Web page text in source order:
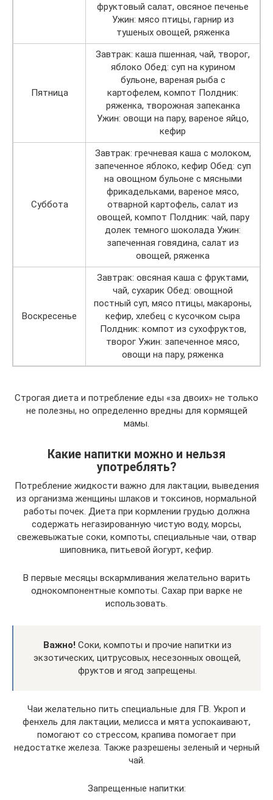
фруктовый салат, овсяное печенье
Ужин: мясо птицы, гарнир из
тушеных овощей, ряженка
Пятница
Завтрак: каша пшенная, чай, творог,
яблоко Обед: суп на курином
бульоне, вареная рыба с
картофелем, компот Полдник:
ряженка, творожная запеканка
Ужин: овощи на пару, вареное яйцо,
кефир
Суббота
Завтрак: гречневая каша с молоком,
запеченное яблоко, кефир Обед: суп
на овощном бульоне с мясными
фрикадельками, вареное мясо,
отварной картофель, салат из
овощей, компот Полдник: чай, пару
долек темного шоколада Ужин:
запеченная говядина, салат из
овощей, ряженка
Воскресенье
Завтрак: овсяная каша с фруктами,
чай, сухарик Обед: овощной
постный суп, мясо птицы, макароны,
кефир, хлебец с кусочком сыра
Полдник: компот из сухофруктов,
творог Ужин: запеченное мясо,
овощи на пару, ряженка
Строгая диета и потребление еды «за двоих» не только
не полезны, но определенно вредны для кормящей
мамы.
Какие напитки можно и нельзя
употреблять?
Потребление жидкости важно для лактации, выведения
из организма женщины шлаков и токсинов, нормальной
работы почек. Диета при кормлении грудью должна
содержать негазированную чистую воду, морсы,
свежевыжатые соки, компоты, специальные чаи, отвар
шиповника, питьевой йогурт, кефир.
В первые месяцы вскармливания желательно варить
однокомпонентные компоты. Сахар при варке не
использовать.
Важно! Соки, компоты и прочие напитки из
экзотических, цитрусовых, несезонных овощей,
фруктов и ягод запрещены.
Чаи желательно пить специальные для ГВ. Укроп и
фенхель для лактации, мелисса и мята успокаивают,
помогают со стрессом, крапива помогает при
недостатке железа. Также разрешены зеленый и черный
чай.
Запрещенные напитки: